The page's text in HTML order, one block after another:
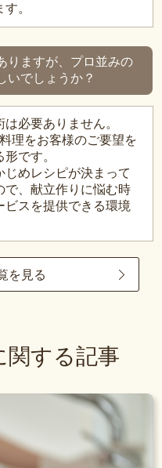
。
りますが、プロ並みの
いでしょうか？
必要ありません。
理をお客様のご要望を
です。
めレシピが決まって
で、献立作りに悩む時
ビスを提供できる環境
を見る
関する記事